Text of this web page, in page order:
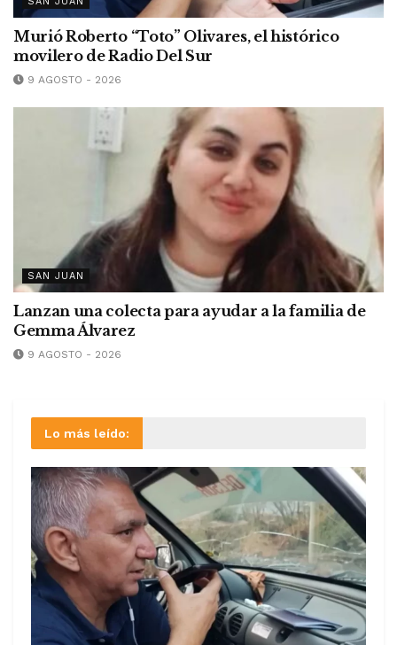
Murió Roberto “Toto” Olivares, el histórico
movilero de Radio Del Sur
9 AGOSTO - 2026
SAN JUAN
Lanzan una colecta para ayudar a la familia de
Gemma Álvarez
9 AGOSTO - 2026
Lo más leído: